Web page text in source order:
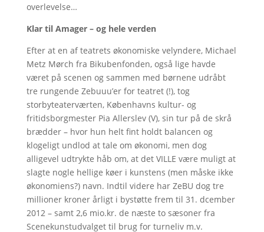
overlevelse…
Klar til Amager – og hele verden
Efter at en af teatrets økonomiske velyndere, Michael
Metz Mørch fra Bikubenfonden, også lige havde
været på scenen og sammen med børnene udråbt
tre rungende Zebuuu’er for teatret (!), tog
storbyteaterværten, Københavns kultur- og
fritidsborgmester Pia Allerslev (V), sin tur på de skrå
brædder – hvor hun helt fint holdt balancen og
klogeligt undlod at tale om økonomi, men dog
alligevel udtrykte håb om, at det VILLE være muligt at
slagte nogle hellige køer i kunstens (men måske ikke
økonomiens?) navn. Indtil videre har ZeBU dog tre
millioner kroner årligt i bystøtte frem til 31. dcember
2012 – samt 2,6 mio.kr. de næste to sæsoner fra
Scenekunstudvalget til brug for turneliv m.v.